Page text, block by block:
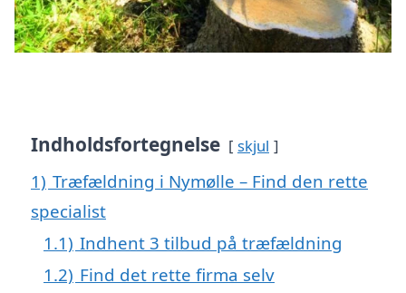
Indholdsfortegnelse skjul
1) Træfældning i Nymølle – Find den rette
specialist
1.1) Indhent 3 tilbud på træfældning
1.2) Find det rette firma selv